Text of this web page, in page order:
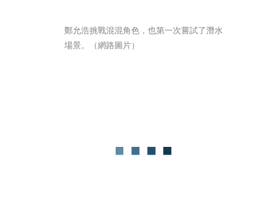
鄭允浩挑戰混混角色，也第一次嘗試了潛水
場景。（網路圖片）